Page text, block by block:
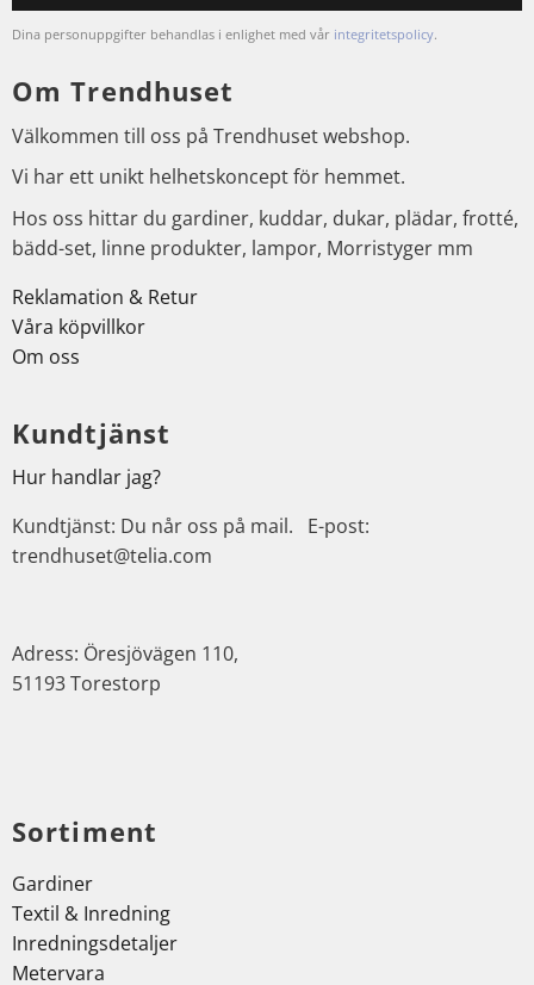
Dina personuppgifter behandlas i enlighet med vår integritetspolicy.
Om Trendhuset
Välkommen till oss på Trendhuset webshop.
Vi har ett unikt helhetskoncept för hemmet.
Hos oss hittar du gardiner, kuddar, dukar, plädar, frotté,
bädd-set, linne produkter, lampor, Morristyger mm
Reklamation & Retur
Våra köpvillkor
Om oss
Kundtjänst
Hur handlar jag?
Kundtjänst: Du når oss på mail. E-post:
trendhuset@telia.com
Adress: Öresjövägen 110,
51193 Torestorp
Sortiment
Gardiner
Textil & Inredning
Inredningsdetaljer
Metervara